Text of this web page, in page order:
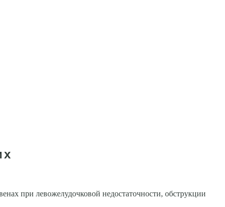
при левожелудочковой недостаточности, обструкции